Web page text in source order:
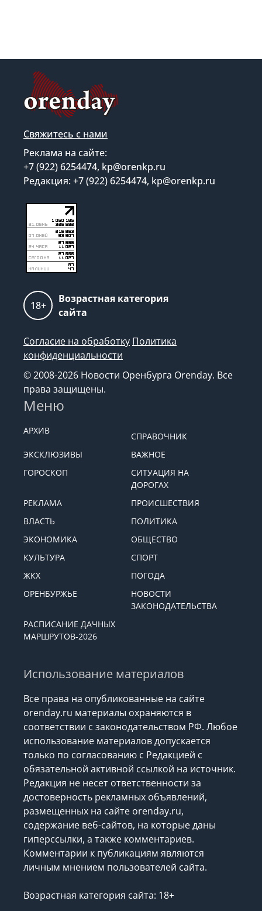
Свяжитесь с нами
Реклама на сайте:
+7 (922) 6254474, kp@orenkp.ru
Редакция: +7 (922) 6254474, kp@orenkp.ru
18+
Возрастная категория
сайта
Согласие на обработку Политика
конфиденциальности
© 2008-2026 Новости Оренбурга Orenday. Все
права защищены.
Меню
АРХИВ
СПРАВОЧНИК
ЭКСКЛЮЗИВЫ
ВАЖНОЕ
ГОРОСКОП
СИТУАЦИЯ НА
ДОРОГАХ
РЕКЛАМА
ПРОИСШЕСТВИЯ
ВЛАСТЬ
ПОЛИТИКА
ЭКОНОМИКА
ОБЩЕСТВО
КУЛЬТУРА
СПОРТ
ЖКХ
ПОГОДА
ОРЕНБУРЖЬЕ
НОВОСТИ
ЗАКОНОДАТЕЛЬСТВА
РАСПИСАНИЕ ДАЧНЫХ
МАРШРУТОВ-2026
Использование материалов
Все права на опубликованные на сайте
orenday.ru материалы охраняются в
соответствии с законодательством РФ. Любое
использование материалов допускается
только по согласованию с Редакцией с
обязательной активной ссылкой на источник.
Редакция не несет ответственности за
достоверность рекламных объявлений,
размещенных на сайте orenday.ru,
содержание веб-сайтов, на которые даны
гиперссылки, а также комментариев.
Комментарии к публикациям являются
личным мнением пользователей сайта.
Возрастная категория сайта: 18+